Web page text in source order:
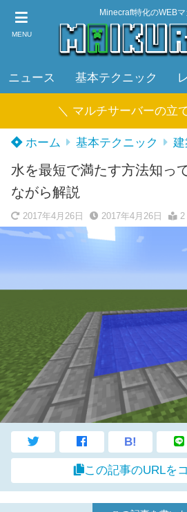
MENU
Minecraft特化のWEB
ニュース 基本テクニック
＼ マルチサーバーの立
ホーム 基本テクニック
水を最短で満たす方法知っ
ながら解説
2017年4月26日 2017年4月26日 2
B!
この記事のURLを